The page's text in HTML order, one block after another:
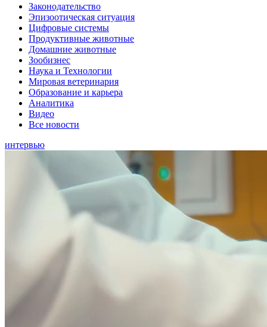
Законодательство
Эпизоотическая ситуация
Цифровые системы
Продуктивные животные
Домашние животные
Зообизнес
Наука и Технологии
Мировая ветеринария
Образование и карьера
Аналитика
Видео
Все новости
интервью